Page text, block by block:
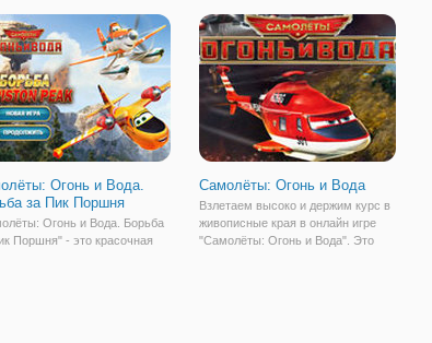
а другой - водой. Вместе им
пройти
жизнью, разгуливают по джунглям
и бродят в
Огонь и Вода.
за Пик Поршня
Огонь и Вода. Борьба
Поршня" - это красочная
Самолёты: Огонь и Вода
Взлетаем высоко и держим курс в
живописные края в онлайн игре
"Самолёты: Огонь и Вода". Это